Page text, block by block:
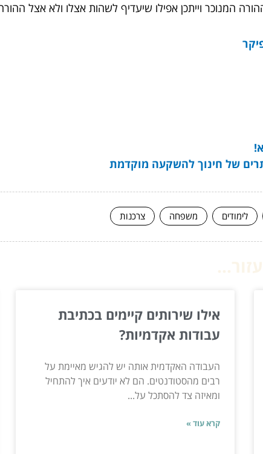
המנוכר וייתכן אפילו שיעדיף לשהות אצלו ולא אצל
של חינוך להשקעה מוקדמת
לימודים משפחה צרכנות
אילו שירותים קיימים בכתיבת
עבודות אקדמיות?
העבודה האקדמית אותה יש להגיש מאיימת על
רבים מהסטודנטים. הם לא יודעים איך להתחיל
ומאיזה צד להסתכל על...
קרא עוד »